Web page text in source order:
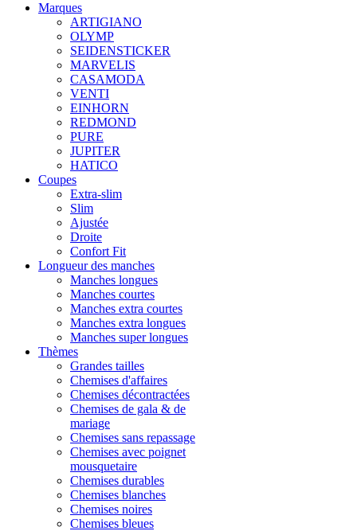
Marques
ARTIGIANO
OLYMP
SEIDENSTICKER
MARVELIS
CASAMODA
VENTI
EINHORN
REDMOND
PURE
JUPITER
HATICO
Coupes
Extra-slim
Slim
Ajustée
Droite
Confort Fit
Longueur des manches
Manches longues
Manches courtes
Manches extra courtes
Manches extra longues
Manches super longues
Thèmes
Grandes tailles
Chemises d'affaires
Chemises décontractées
Chemises de gala & de
mariage
Chemises sans repassage
Chemises avec poignet
mousquetaire
Chemises durables
Chemises blanches
Chemises noires
Chemises bleues